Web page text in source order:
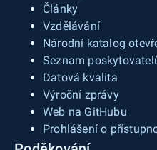
Články
Vzdělávání
Národní katalog
Seznam
Datová kvalita
Výroční zprávy
Web na GitHubu
Prohlášení o